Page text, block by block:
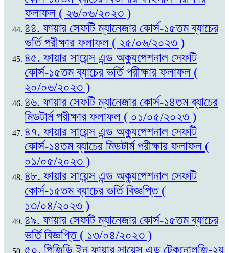
ফলাফল ( ২৬/০৬/২০২৩ )
৪৪. ফায়ার সেফটি ম্যানেজার কোর্স-১৫তম ব্যাচের
ভর্তি পরীক্ষার ফলাফল ( ২৫/০৬/২০২৩ )
৪৫. ফায়ার সায়েন্স এন্ড অক্যুপেশনাল সেফটি
কোর্স-১৫তম ব্যাচের ভর্তি পরীক্ষার ফলাফল (
২০/০৬/২০২৩ )
৪৬. ফায়ার সেফটি ম্যানেজার কোর্স-১৪তম ব্যাচের
মিডটার্ম পরীক্ষার ফলাফল ( ০১/০৫/২০২৩ )
৪৭. ফায়ার সায়েন্স এন্ড অক্যুপেশনাল সেফটি
কোর্স-১৪তম ব্যাচের মিডটার্ম পরীক্ষার ফলাফল (
০১/০৫/২০২৩ )
৪৮. ফায়ার সায়েন্স এন্ড অক্যুপেশনাল সেফটি
কোর্স-১৫তম ব্যাচের ভর্তি বিজ্ঞপ্তি (
১৩/০৪/২০২৩ )
৪৯. ফায়ার সেফটি ম্যানেজার কোর্স-১৫তম ব্যাচের
ভর্তি বিজ্ঞপ্তি ( ১৩/০৪/২০২৩ )
৫০. পিজিডি ইন ফায়ার সায়েন্স এন্ড টেকনোলজি-২য়